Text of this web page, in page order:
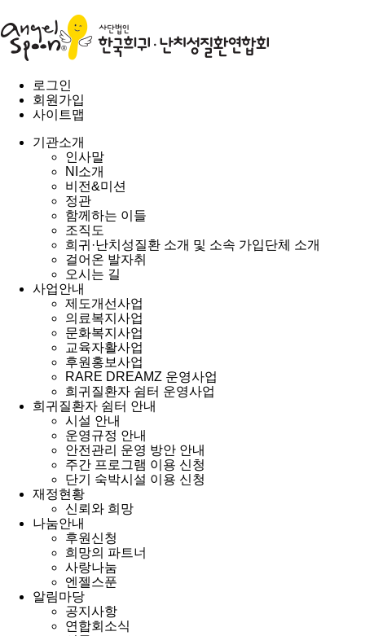
로그인
회원가입
사이트맵
기관소개
인사말
NI소개
비전&미션
정관
함께하는 이들
조직도
희귀·난치성질환 소개 및 소속 가입단체 소개
걸어온 발자취
오시는 길
사업안내
제도개선사업
의료복지사업
문화복지사업
교육자활사업
후원홍보사업
RARE DREAMZ 운영사업
희귀질환자 쉼터 운영사업
희귀질환자 쉼터 안내
시설 안내
운영규정 안내
안전관리 운영 방안 안내
주간 프로그램 이용 신청
단기 숙박시설 이용 신청
재정현황
신뢰와 희망
나눔안내
후원신청
희망의 파트너
사랑나눔
엔젤스푼
알림마당
공지사항
연합회소식